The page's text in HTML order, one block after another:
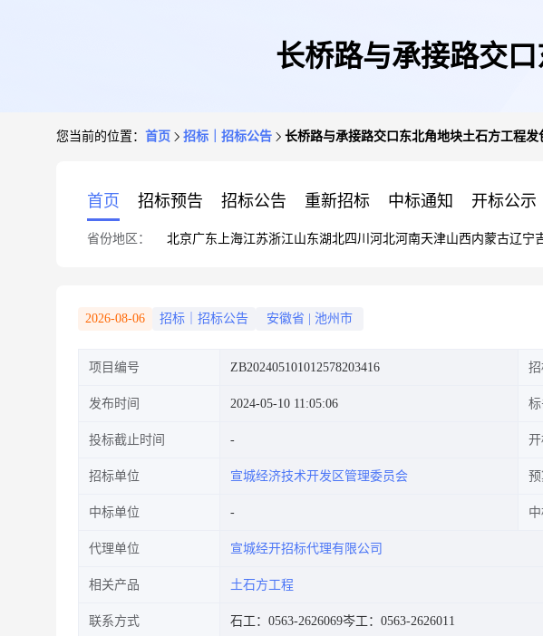
长桥路与承接路交
您当前的位置： 首页 招标｜招标公告 长桥路与承接路交口东北角地块土石方工程发
首页 招标预告 招标公告 重新招标 中标通知 开标公示
省份地区： 北京广东 上海江苏浙江山东湖北四川 河北河南天津山西内蒙古辽宁
2026-08-06 招标｜招标公告 安徽省 池州市
项目编号 ZB202405101012578203416
发布时间 2024-05-10 11:05:06 标
投标截止时间 开
招标单位 宣城经济技术开发区管理委员会
中标单位
代理单位 宣城经开招标代理有限公司
相关产品 土石方工程
联系方式 石工：0563-2626069岑工：0563-2626011